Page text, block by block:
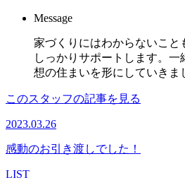
Message
家づくりにはわからないこと
しっかりサポートします。
想の住まいを形にしていきま
このスタッフの記事を見る
2023.03.26
感動のお引き渡しでした！
LIST